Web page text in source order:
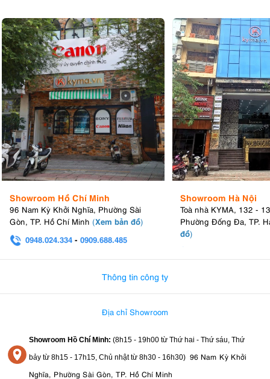
Showroom Hồ Chí Minh
96 Nam Kỳ Khởi Nghĩa, Phường Sài
Gòn, TP. Hồ Chí Minh (Xem bản đồ)
0948.024.334 - 0909.688.485
Showroom Hà Nội
Toà nhà KYMA, 132 -
Phường Đống Đa, TP.
đồ)
Thông tin công ty
Địa chỉ Showroom
Showroom Hồ Chí Minh: (8h15 - 19h00 từ Thứ hai - Thứ sáu, Thứ
bảy từ 8h15 - 17h15, Chủ nhật từ 8h30 - 16h30) 96 Nam Kỳ Khởi
Nghĩa, Phường Sài Gòn, TP. Hồ Chí Minh